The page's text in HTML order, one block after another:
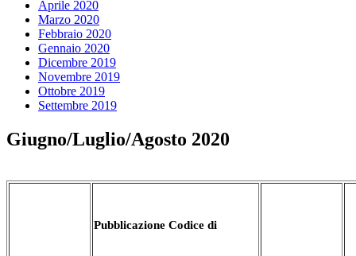
Aprile 2020
Marzo 2020
Febbraio 2020
Gennaio 2020
Dicembre 2019
Novembre 2019
Ottobre 2019
Settembre 2019
Giugno/Luglio/Agosto 2020
Pubblicazione Codice di